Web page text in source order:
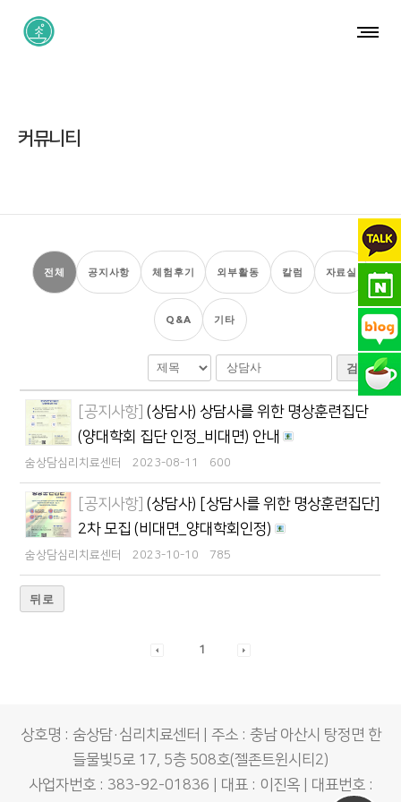
커뮤니티
전체 공지사항 체험후기 외부활동 칼럼 자료실
Q&A 기타
검색
[공지사항] (상담사) 상담사를 위한 명상훈련집단
(양대학회 집단 인정_비대면) 안내
숨상담심리치료센터 2023-08-11 600
[공지사항] (상담사) [상담사를 위한 명상훈련집단]
2차 모집 (비대면_양대학회인정)
숨상담심리치료센터 2023-10-10 785
뒤로
1
상호명 : 숨상담·심리치료센터 | 주소 : 충남 아산시 탕정면 한
들물빛5로 17, 5층 508호(젤존트윈시티2)
사업자번호 : 383-92-01836 | 대표 : 이진옥 | 대표번호 :